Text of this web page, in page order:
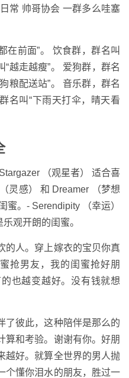
常 帅哥协会 一群多么哇塞
在前面”。 饮食群，群名叫
“越走越瘦”。 爱狗群，群名
粮配送站”。 音乐群，群名
名叫“下雨天打伞，晴天看
（观星者） 适合喜
灵感） 和 Dreamer （梦想
蜜。- Serendipity （幸运）
观开朗的闺蜜。
的人。穿上嫁衣的宝贝你真
抢男友，我的闺蜜抢好朋
也越变越好。没有钱就想
了彼此，这种陪伴是那么的
算和考验。谢谢有你。好朋
越好。就算全世界的男人抛
个懂你泪水的朋友，胜过一